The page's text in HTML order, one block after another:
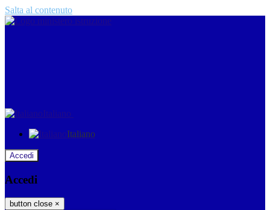
Salta al contenuto
Italiano
Italiano
Accedi
Accedi
button close ×